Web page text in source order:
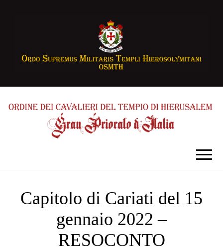
Capitolo di Cariati del 15
gennaio 2022 –
RESOCONTO